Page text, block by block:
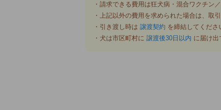
・請求できる費用は狂犬病・混合ワクチン
・上記以外の費用を求められた場合は、取
・引き渡し時は 譲渡契約 を締結してくださ
・犬は市区町村に 譲渡後30日以内 に届け出